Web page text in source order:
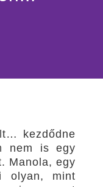
kezdődne
nem is egy
Manola, egy
olyan, mint